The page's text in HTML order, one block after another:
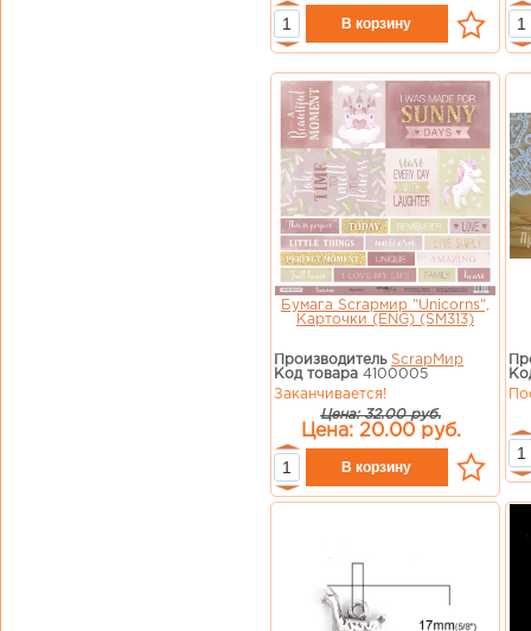
Бумага Scrapмир "Unicorns",
Карточки (ENG) (SM313)
Производитель ScrapМир
Код товара 4100005
Заканчивается!
Цена: 32.00 руб.
Цена: 20.00 руб.